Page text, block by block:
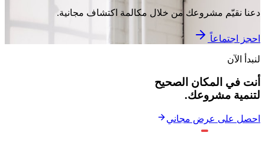
دعنا نقيّم مشروعك من خلال مكالمة اكتشاف مجانية.
احجز اجتماعاً
لنبدأ الآن
أنت في المكان الصحيح
لتنمية مشروعك.
احصل على عرض مجاني